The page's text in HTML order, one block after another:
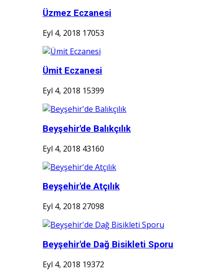
Üzmez Eczanesi
Eyl 4, 2018 17053
Ümit Eczanesi
Eyl 4, 2018 15399
Beyşehir'de Balıkçılık
Eyl 4, 2018 43160
Beyşehir'de Atçılık
Eyl 4, 2018 27098
Beyşehir'de Dağ Bisikleti Sporu
Eyl 4, 2018 19372